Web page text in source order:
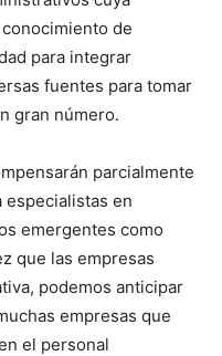
de
para integrar
fuentes para tomar
gran número.
parcialmente
especialistas en
emergentes como
que las empresas
podemos anticipar
empresas que
el personal